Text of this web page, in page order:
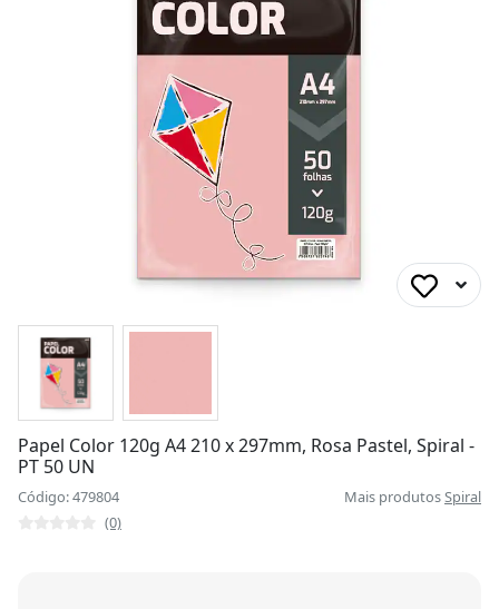
Papel Color 120g A4 210 x 297mm, Rosa Pastel, Spiral -
PT 50 UN
Código: 479804 Mais produtosSpiral
(0)